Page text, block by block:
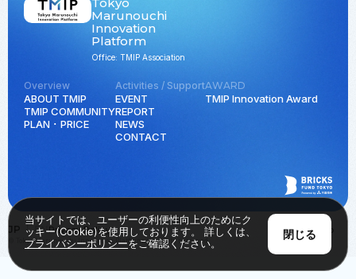
Marunouchi
Innovation
Platform
Office: TMIP Association
Overview
ABOUT TMIP
TMIP COMMUNITY
PLAN ･ PRICE
Activities / Support
EVENT
REPORT
NEWS
CONTACT
AWARD
TMIP Innovation Award
JP ENPrivacy Policy
© Tokyo Marunouchi Innovation Platform all rights reserved.
Back to Top
当サイトでは、ユーザーの利便性向上のためにク
ッキー(Cookie)を使用しております。 詳しくは、
プライバシーポリシーをご確認ください。
閉じる